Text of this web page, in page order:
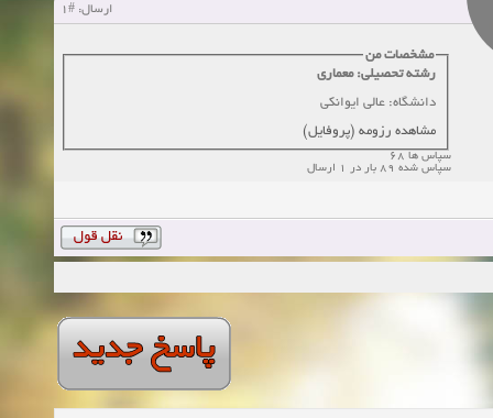
زمان:10-13-2024
زمان:10-11-2024
ارسال: #1
مشخصات من
رشته تحصیلی: معماری
دانشگاه: عالی ایوانکی
مشاهده رزومه (پروفایل)
سپاس ها 68
سپاس شده 89 بار در 1 ارسال